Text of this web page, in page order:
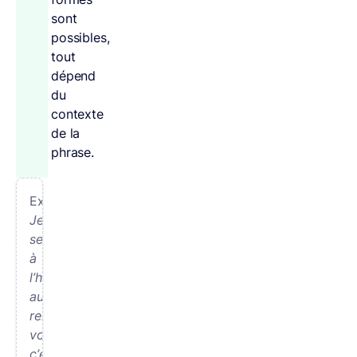
sont
possibles,
tout
dépend
du
contexte
de la
phrase.
Exemples :
Je
serai
à
l’heure
au
rendez-
vous,